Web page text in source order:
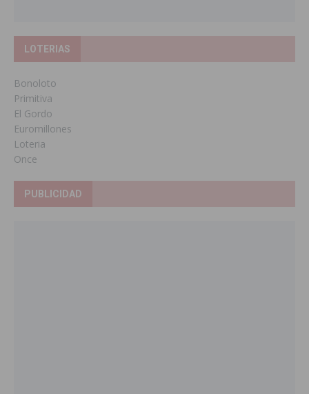
LOTERIAS
Bonoloto
Primitiva
El Gordo
Euromillones
Loteria
Once
PUBLICIDAD